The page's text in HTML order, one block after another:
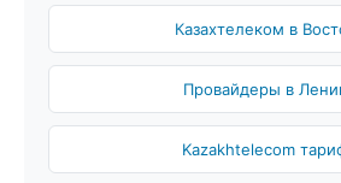
Казахтелеком в
Провайдеры в
Kazakhtelecom